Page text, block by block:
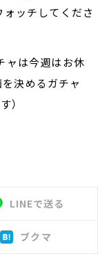
ォッチしてくださ
ャは今週はお休
を決めるガチャ
）
LINEで送る
ブクマ